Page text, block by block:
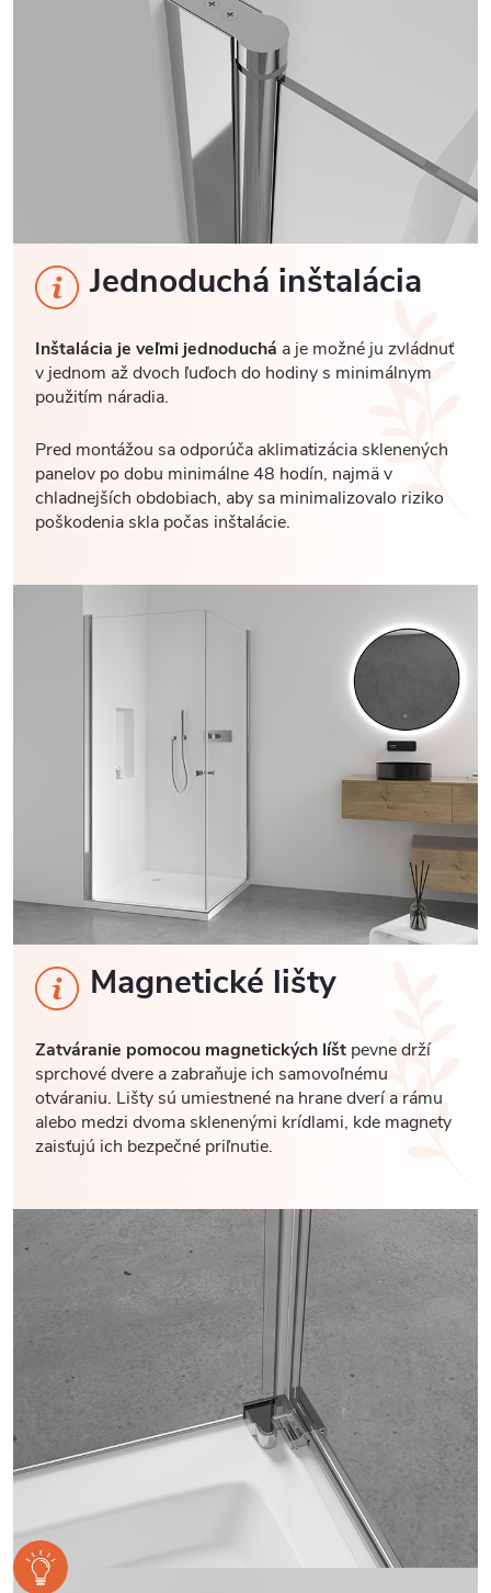
Jednoduchá inštalácia
Inštalácia je veľmi jednoduchá a je možné ju zvládnuť
v jednom až dvoch ľuďoch do hodiny s minimálnym
použitím náradia.
Pred montážou sa odporúča aklimatizácia sklenených
panelov po dobu minimálne 48 hodín, najmä v
chladnejších obdobiach, aby sa minimalizovalo riziko
poškodenia skla počas inštalácie.
Magnetické lišty
Zatváranie pomocou magnetických líšt pevne drží
sprchové dvere a zabraňuje ich samovoľnému
otváraniu. Lišty sú umiestnené na hrane dverí a rámu
alebo medzi dvoma sklenenými krídlami, kde magnety
zaisťujú ich bezpečné priľnutie.